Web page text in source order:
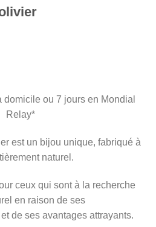
domicile ou 7 jours en Mondial
Relay*
est un bijou unique, fabriqué à
naturel.
ceux qui sont à la recherche
en raison de ses
de ses avantages attrayants.